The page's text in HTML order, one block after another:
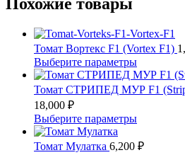
Похожие товары
Томат Вортекс F1 (Vortex F1)
Выберите параметрыЭтот
товар
имеет
несколько
Опции
выбрать
Томат СТРИПЕД МУР F1
18,000 ₽Диапазон
цен:
1,000 ₽
–
Выберите параметрыЭтот
имеет
Томат Мулатка 6,200 ₽